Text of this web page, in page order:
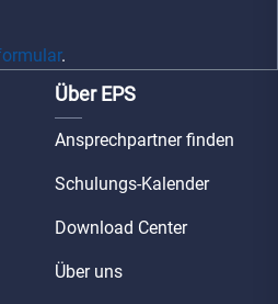
.
Über EPS
Ansprechpartner finden
Schulungs-Kalender
Download Center
Über uns